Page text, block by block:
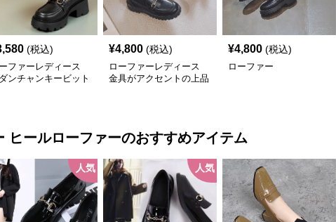
(税込)
ファーレディース
ンチャンキービット
¥4,800 (税込)
ローファーレディース
金具がアクセントの上品
¥4,800 (税込)
ローファー
ヒールローファーのおすすめアイテム
人気 人気